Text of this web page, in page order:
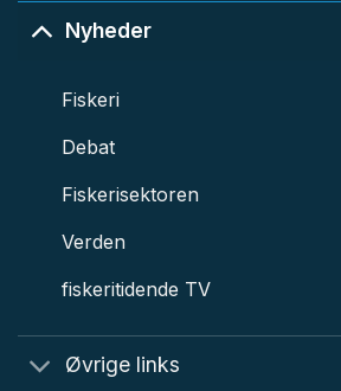
Nyheder
Fiskeri
Debat
Fiskerisektoren
Verden
fiskeritidende TV
Øvrige links